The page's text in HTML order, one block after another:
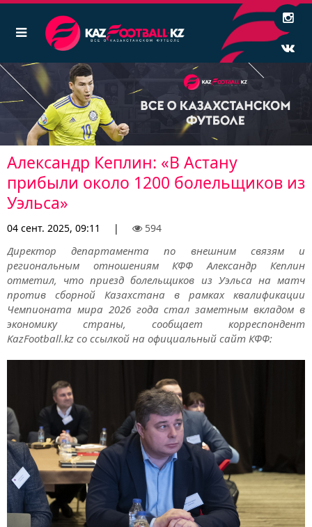
Александр Кеплин: «В Астану
прибыли около 1200 болельщиков из
Уэльса»
04 сент. 2025, 09:11 | 594
Директор департамента по внешним связям и
региональным отношениям КФФ Александр Кеплин
отметил, что приезд болельщиков из Уэльса на матч
против сборной Казахстана в рамках квалификации
Чемпионата мира 2026 года стал заметным вкладом в
экономику страны, сообщает корреспондент
KazFootball.kz со ссылкой на официальный сайт КФФ: